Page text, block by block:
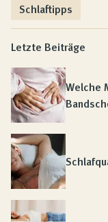
Schlaftipps
Letzte Beiträge
Welche